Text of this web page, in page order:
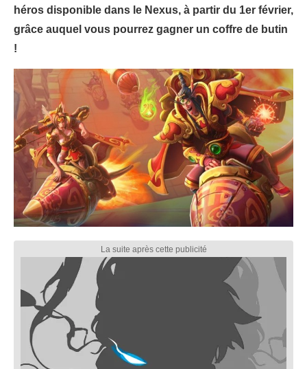
héros disponible dans le Nexus, à partir du 1er février,
grâce auquel vous pourrez gagner un coffre de butin
!